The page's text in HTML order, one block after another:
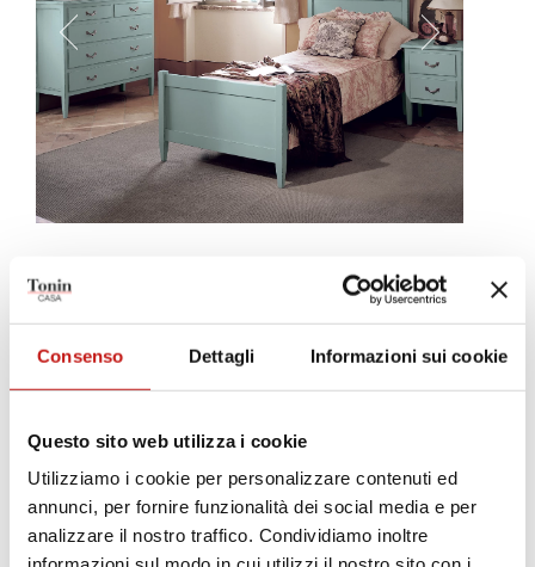
Consenso Dettagli Informazioni sui cookie
Questo sito web utilizza i cookie
Utilizziamo i cookie per personalizzare contenuti ed
annunci, per fornire funzionalità dei social media e per
analizzare il nostro traffico. Condividiamo inoltre
Caruso
Un letto giocoso, pensato per richiamare alla memoria le antiche
case di campagna, con la loro placida tranquillità e dolcezza.
Disponibile in tre diverse dimensioni, può essere colorato con tutte
le finiture delle linee Glamour e Arc en Ciel.